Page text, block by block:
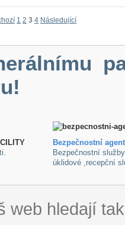
1 2 3 4 Následující
Bezpečnostní
Bezpečnostní
úklidové ,recepční
web hledají